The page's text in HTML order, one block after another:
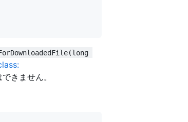
きません。